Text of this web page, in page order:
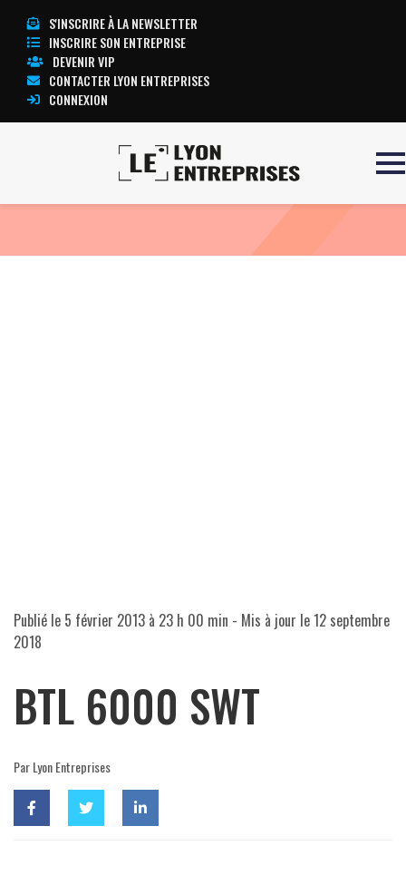
S'INSCRIRE À LA NEWSLETTER
INSCRIRE SON ENTREPRISE
DEVENIR VIP
CONTACTER LYON ENTREPRISES
CONNEXION
Publié le 5 février 2013 à 23 h 00 min - Mis à jour le12 septembre
2018
BTL 6000 SWT
Par Lyon Entreprises